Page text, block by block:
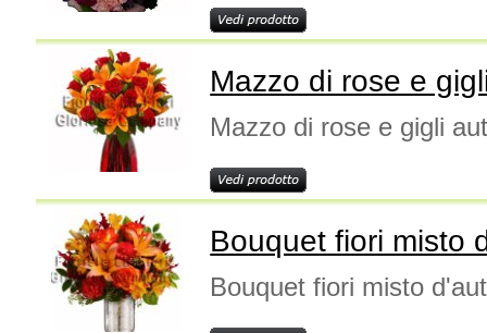
Mazzo di rose e
Mazzo di rose e gigli
Bouquet fiori misto
Bouquet fiori misto